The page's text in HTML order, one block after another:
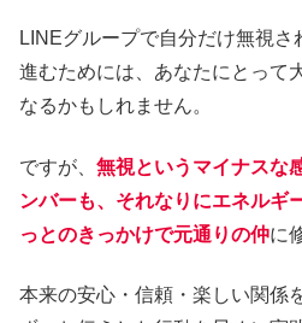
LINEグループで自分だけ無視
進むためには、あなたにとって
なるかもしれません。
ですが、 無視というマイナスな
ンバーも、それなりにエネルギ
っとのきっかけで元通りの仲に
本来の安心・信頼・楽しい関係